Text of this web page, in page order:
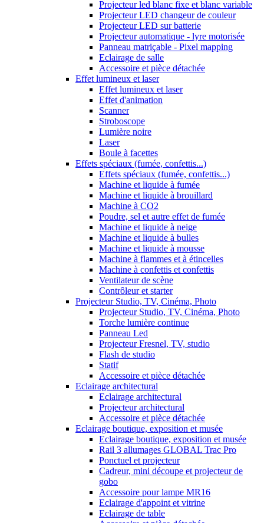
Projecteur led blanc fixe et blanc variable
Projecteur LED changeur de couleur
Projecteur LED sur batterie
Projecteur automatique - lyre motorisée
Panneau matriçable - Pixel mapping
Eclairage de salle
Accessoire et pièce détachée
Effet lumineux et laser
Effet lumineux et laser
Effet d'animation
Scanner
Stroboscope
Lumière noire
Laser
Boule à facettes
Effets spéciaux (fumée, confettis...)
Effets spéciaux (fumée, confettis...)
Machine et liquide à fumée
Machine et liquide à brouillard
Machine à CO2
Poudre, sel et autre effet de fumée
Machine et liquide à neige
Machine et liquide à bulles
Machine et liquide à mousse
Machine à flammes et à étincelles
Machine à confettis et confettis
Ventilateur de scène
Contrôleur et starter
Projecteur Studio, TV, Cinéma, Photo
Projecteur Studio, TV, Cinéma, Photo
Torche lumière continue
Panneau Led
Projecteur Fresnel, TV, studio
Flash de studio
Statif
Accessoire et pièce détachée
Eclairage architectural
Eclairage architectural
Projecteur architectural
Accessoire et pièce détachée
Eclairage boutique, exposition et musée
Eclairage boutique, exposition et musée
Rail 3 allumages GLOBAL Trac Pro
Ponctuel et projecteur
Cadreur, mini découpe et projecteur de
gobo
Accessoire pour lampe MR16
Eclairage d'appoint et vitrine
Eclairage de table